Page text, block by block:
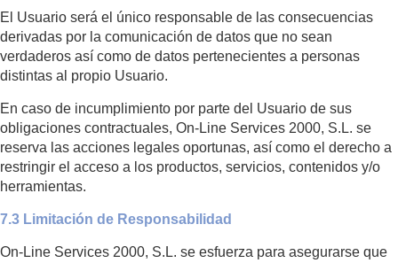
El Usuario será el único responsable de las consecuencias
derivadas por la comunicación de datos que no sean
verdaderos así como de datos pertenecientes a personas
distintas al propio Usuario.
En caso de incumplimiento por parte del Usuario de sus
obligaciones contractuales, On-Line Services 2000, S.L. se
reserva las acciones legales oportunas, así como el derecho a
restringir el acceso a los productos, servicios, contenidos y/o
herramientas.
7.3 Limitación de Responsabilidad
On-Line Services 2000, S.L. se esfuerza para asegurarse que